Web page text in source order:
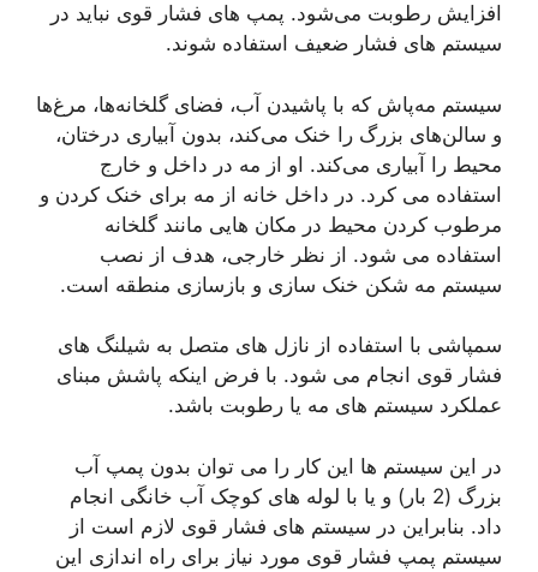
افزایش رطوبت می‌شود. پمپ های فشار قوی نباید در
سیستم های فشار ضعیف استفاده شوند.
سیستم مه‌پاش که با پاشیدن آب، فضای گلخانه‌ها، مرغ‌ها
و سالن‌های بزرگ را خنک می‌کند، بدون آبیاری درختان،
محیط را آبیاری می‌کند. او از مه در داخل و خارج
استفاده می کرد. در داخل خانه از مه برای خنک کردن و
مرطوب کردن محیط در مکان هایی مانند گلخانه
استفاده می شود. از نظر خارجی، هدف از نصب
سیستم مه شکن خنک سازی و بازسازی منطقه است.
سمپاشی با استفاده از نازل های متصل به شیلنگ های
فشار قوی انجام می شود. با فرض اینکه پاشش مبنای
عملکرد سیستم های مه یا رطوبت باشد.
در این سیستم ها این کار را می توان بدون پمپ آب
بزرگ (2 بار) و یا با لوله های کوچک آب خانگی انجام
داد. بنابراین در سیستم های فشار قوی لازم است از
سیستم پمپ فشار قوی مورد نیاز برای راه اندازی این